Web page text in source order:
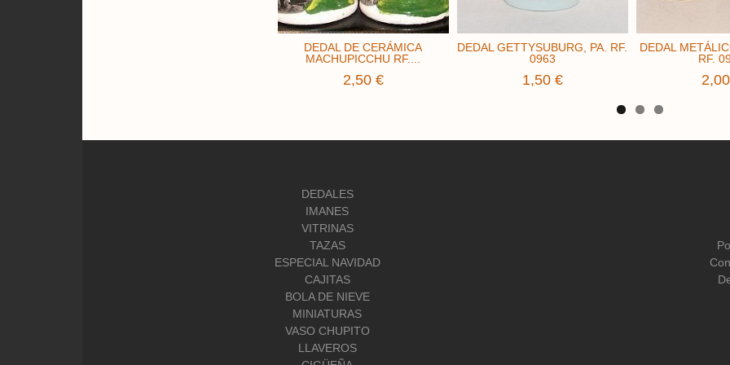
DEDAL DE CERÁMICA
MACHUPICCHU RF....
2,50 €
DEDAL GETTYSUBURG, PA. RF.
0963
1,50 €
DEDAL
RF.
DEDALES
IMANES
VITRINAS
TAZAS
ESPECIAL NAVIDAD
CAJITAS
BOLA DE NIEVE
MINIATURAS
VASO CHUPITO
LLAVEROS